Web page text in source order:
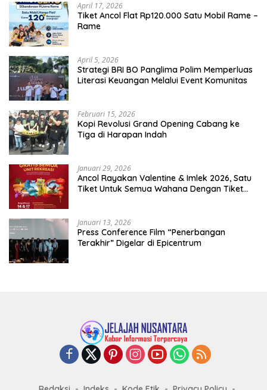
April 17, 2026
Tiket Ancol Flat Rp120.000 Satu Mobil Rame –
Rame
April 5, 2026
​Strategi BRI BO Panglima Polim Memperluas
Literasi Keuangan Melalui Event Komunitas
Februari 15, 2026
Kopi Revolusi Grand Opening Cabang ke
Tiga di Harapan Indah
Januari 29, 2026
Ancol Rayakan Valentine & Imlek 2026, Satu
Tiket Untuk Semua Wahana Dengan Tiket
Januari 13, 2026
Press Conference Film “Penerbangan
Terakhir” Digelar di Epicentrum